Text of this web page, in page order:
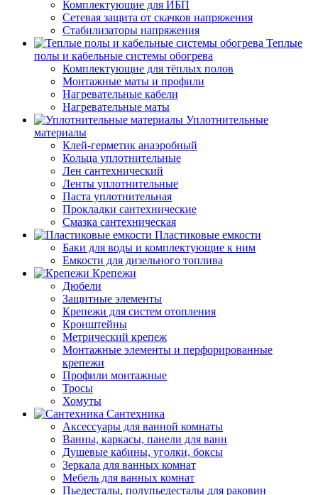
Комплектующие для ИБП
Сетевая защита от скачков напряжения
Стабилизаторы напряжения
Теплые
полы и кабельные системы обогрева
Комплектующие для тёплых полов
Монтажные маты и профили
Нагревательные кабели
Нагревательные маты
Уплотнительные
материалы
Клей-герметик анаэробный
Кольца уплотнительные
Лен сантехнический
Ленты уплотнительные
Паста уплотнительная
Прокладки сантехнические
Смазка сантехническая
Пластиковые емкости
Баки для воды и комплектующие к ним
Емкости для дизельного топлива
Крепежи
Дюбели
Защитные элементы
Крепежи для систем отопления
Кронштейны
Метрический крепеж
Монтажные элементы и перфорированные
крепежи
Профили монтажные
Тросы
Хомуты
Сантехника
Аксессуары для ванной комнаты
Ванны, каркасы, панели для ванн
Душевые кабины, уголки, боксы
Зеркала для ванных комнат
Мебель для ванных комнат
Пьедесталы, полупьедесталы для раковин